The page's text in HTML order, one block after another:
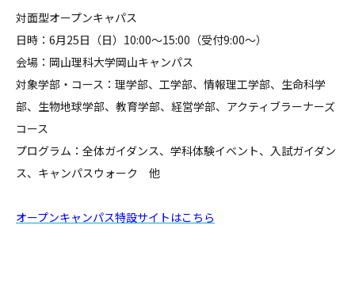
対面型オープンキャパス
日時：6月25日（日）10:00～15:00（受付9:00～）
会場：岡山理科大学岡山キャンパス
対象学部・コース：理学部、工学部、情報理工学部、生命科学
部、生物地球学部、教育学部、経営学部、アクティブラーナーズ
コース
プログラム：全体ガイダンス、学科体験イベント、入試ガイダン
ス、キャンパスウォーク 他
オープンキャンパス特設サイトはこちら